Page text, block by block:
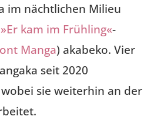
im nächtlichen Milieu
»Er kam im Frühling«-
Manga) akabeko. Vier
seit 2020
sie weiterhin an der